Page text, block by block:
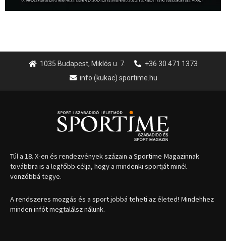
1035 Budapest, Miklós u. 7.
+36 30 471 1373
info (kukac) sportime.hu
Túl a 18. X-en és rendezvények százain a Sportime Magazinnak
továbbra is a legfőbb célja, hogy a mindenki sportját minél
vonzóbbá tegye.
A rendszeres mozgás és a sport jobbá teheti az életed! Mindehhez
minden infót megtalálsz nálunk.